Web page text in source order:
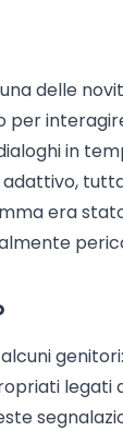
delle
in
era